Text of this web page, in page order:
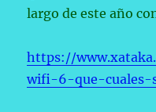
largo de este año
https://
wifi-6-que-cuales-